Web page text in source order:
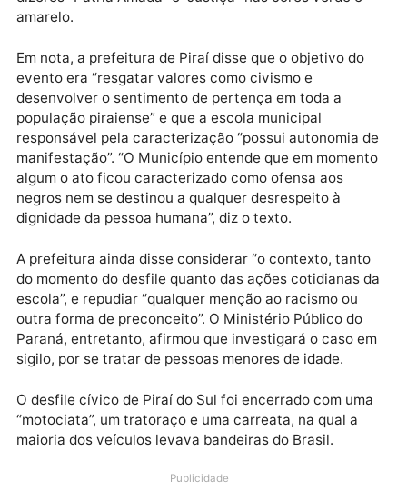
vermelha de Portugal balançando o fundo. Andando
com roupas que parecem trapos e correntes falsas,
simbolizando o período escravocrata. A ala foi
intercalada por bandeiras do Brasil e placas com os
dizeres “Pátria Amada” e “Justiça” nas cores verde e
amarelo.
Em nota, a prefeitura de Piraí disse que o objetivo do
evento era “resgatar valores como civismo e
população piraiense” e que a escola municipal
responsável pela caracterização “possui autonomia
manifestação”. “O Município entende que em
algum o ato ficou caracterizado como ofensa aos
negros nem se destinou a qualquer desrespeito à
dignidade da pessoa humana”, diz o texto.
A prefeitura ainda disse considerar “o contexto,
do momento do desfile quanto das ações cotidianas
outra forma de preconceito”. O Ministério Público do